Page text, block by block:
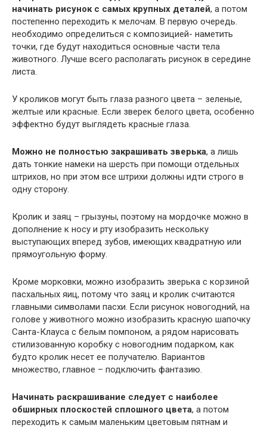
начинать рисунок с самых крупных деталей, а потом
постепенно переходить к мелочам. В первую очередь.
необходимо определиться с композицией- наметить
точки, где будут находиться основные части тела
животного. Лучше всего располагать рисунок в середине
листа.
У кроликов могут быть глаза разного цвета – зеленые,
желтые или красные. Если зверек белого цвета, особенно
эффектно будут выглядеть красные глаза.
Можно не полностью закрашивать зверька, а лишь
дать тонкие намеки на шерсть при помощи отдельных
штрихов, но при этом все штрихи должны идти строго в
одну сторону.
Кролик и заяц – грызуны, поэтому на мордочке можно в
дополнение к носу и рту изобразить нескольку
выступающих вперед зубов, имеющих квадратную или
прямоугольную форму.
Кроме морковки, можно изобразить зверька с корзиной
пасхальных яиц, потому что заяц и кролик считаются
главными символами пасхи. Если рисунок новогодний, на
голове у животного можно изобразить красную шапочку
Санта-Клауса с белым помпоном, а рядом нарисовать
стилизованную коробку с новогодним подарком, как
будто кролик несет ее получателю. Вариантов
множество, главное – подключить фантазию.
Начинать раскрашивание следует с наиболее
обширных плоскостей сплошного цвета, а потом
переходить к самым маленьким цветовым пятнам и